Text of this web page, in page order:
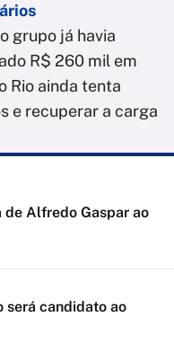
grupo já havia
R$ 260 mil em
Rio ainda tenta
e recuperar a carga
Alfredo Gaspar ao
será candidato ao